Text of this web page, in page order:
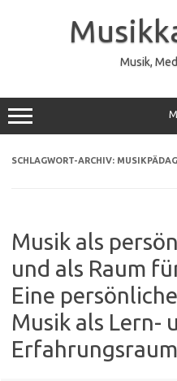
Musik,
SCHLAGWORT-ARCHIV:
Musik als
und als Raum
Eine
Musik als Lern-
Erfahrungsraum